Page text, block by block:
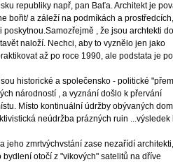
republiky např, pan Baťa. Architekt je
bořit/ a záleží na podmíkách a
, že jsou archtekti
naloží. Nechci, aby to vyznělo jen jako
až po roce 1990, ale podstata je
historické a společensko - politické
národností , a vyznání došlo k přervání
Místo kontinuální údržby obývaných
neúdržba prázných ruin ...výsledek
jeho zmrtvýchvstání zase nezařídí
otočí z "vikových" satelitů na dříve